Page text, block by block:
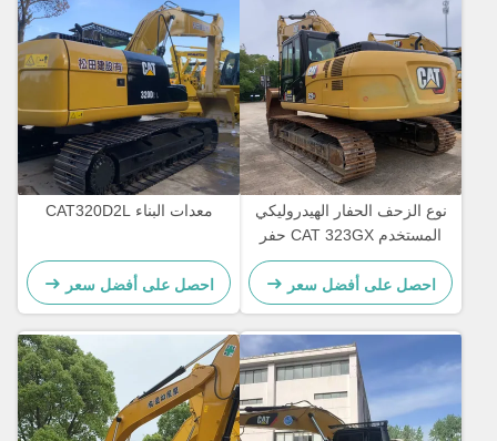
نوع الزحف الحفار الهيدروليكي
المستخدم CAT 323GX حفر
اليد الثانية 21800kg
احصل على أفضل سعر
معدات البناء CAT320D2L
احصل على أفضل سعر